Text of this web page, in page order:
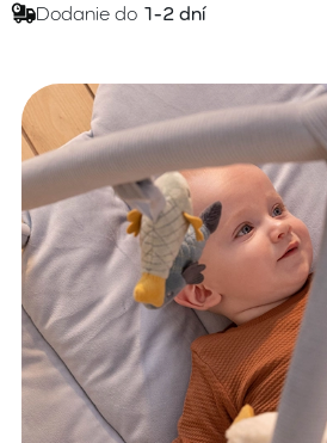
Dodanie do 1-2 dní